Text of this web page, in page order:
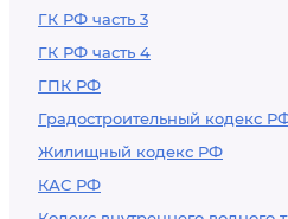
ГК РФ часть 3
ГК РФ часть 4
ГПК РФ
Градостроительный кодекс
Жилищный кодекс РФ
КАС РФ